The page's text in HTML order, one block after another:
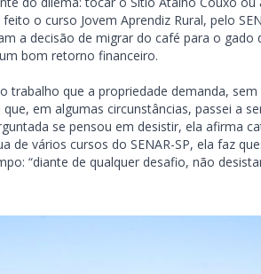
o curso Jovem Aprendiz Rural, pelo
a decisão de migrar do café para o gado
bom retorno financeiro.
trabalho que a propriedade demanda,
em algumas circunstâncias, passei a
se pensou em desistir, ela afirma
de vários cursos do SENAR-SP, ela faz
“diante de qualquer desafio, não